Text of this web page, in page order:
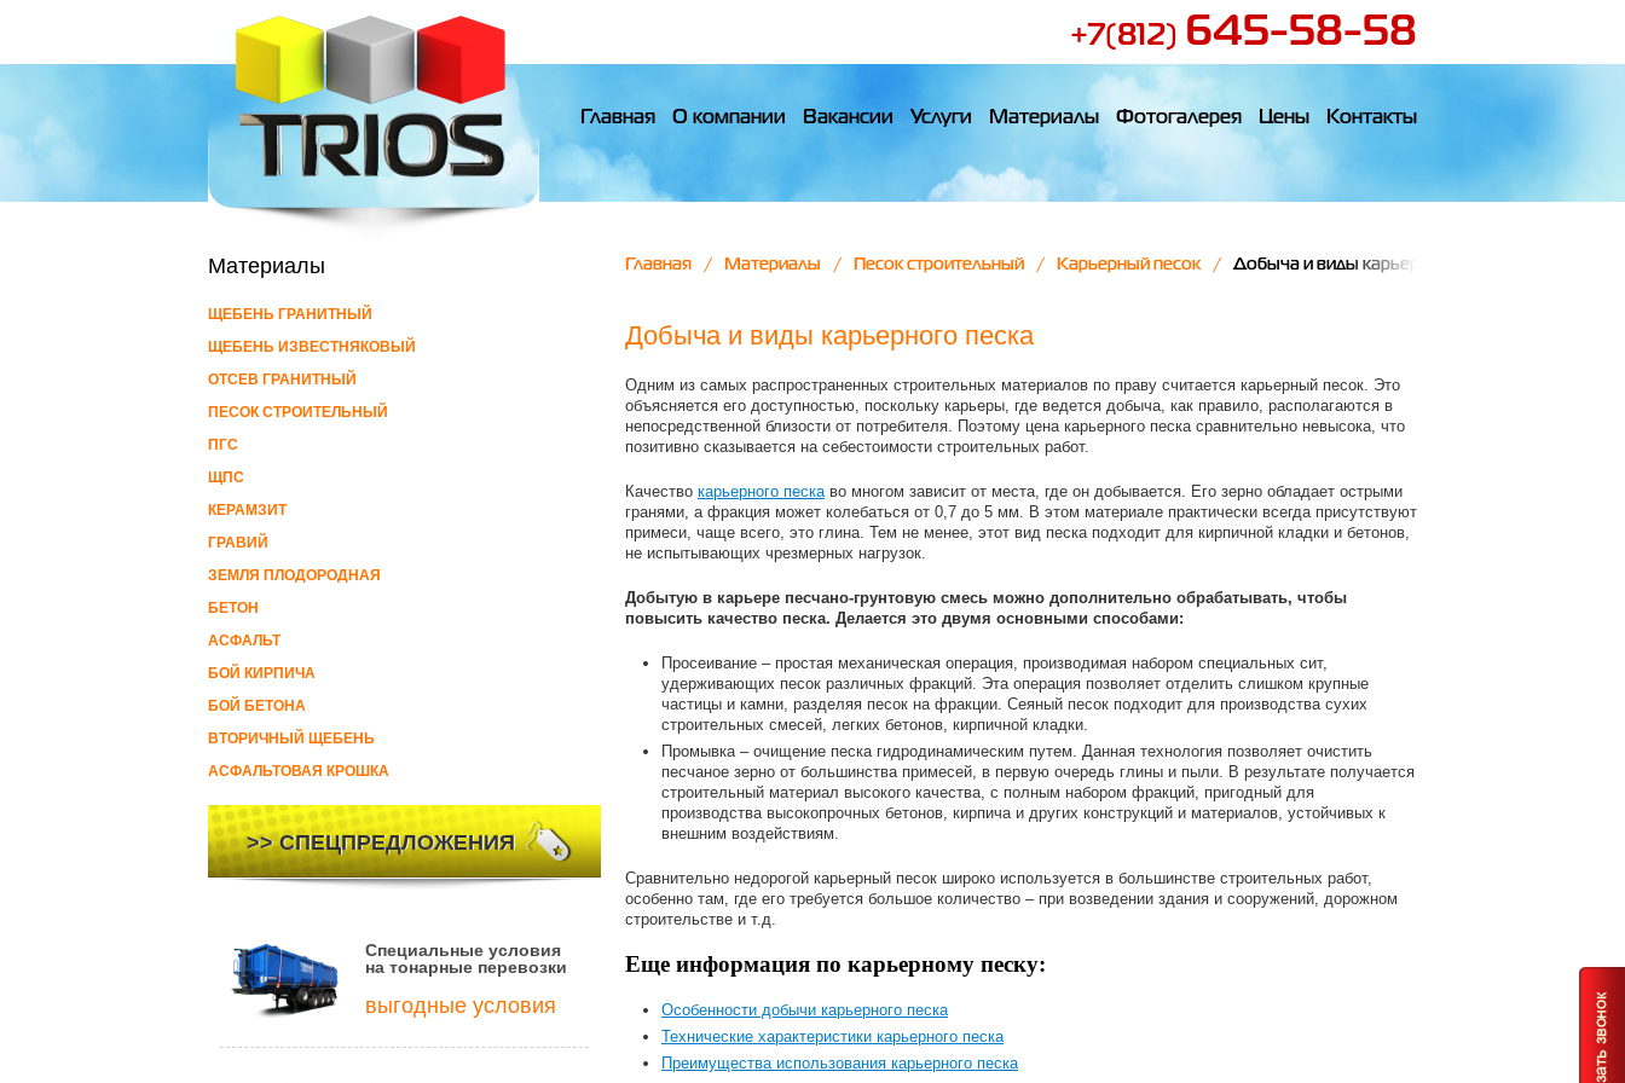
+7(812) 645-58-58
Главная О компании Вакансии Услуги Материалы Фотогалерея Цены Контакты
Материалы
ЩЕБЕНЬ ГРАНИТНЫЙ
ЩЕБЕНЬ ИЗВЕСТНЯКОВЫЙ
ОТСЕВ ГРАНИТНЫЙ
ПЕСОК СТРОИТЕЛЬНЫЙ
ПГС
ЩПС
КЕРАМЗИТ
ГРАВИЙ
ЗЕМЛЯ ПЛОДОРОДНАЯ
БЕТОН
АСФАЛЬТ
БОЙ КИРПИЧА
БОЙ БЕТОНА
ВТОРИЧНЫЙ ЩЕБЕНЬ
АСФАЛЬТОВАЯ КРОШКА
>> СПЕЦПРЕДЛОЖЕНИЯ
Специальные условия
на тонарные перевозки
выгодные условия
Главная Материалы Песок строительный Карьерный песок Добыча и виды карьерного песка
Добыча и виды карьерного песка
Одним из самых распространенных строительных материалов по праву считается карьерный песок. Это
объясняется его доступностью, поскольку карьеры, где ведется добыча, как правило, располагаются в
непосредственной близости от потребителя. Поэтому цена карьерного песка сравнительно невысока, что
позитивно сказывается на себестоимости строительных работ.
Качество карьерного пескаво многом зависит от места, где он добывается. Его зерно обладает острыми
гранями, а фракция может колебаться от 0,7 до 5 мм. В этом материале практически всегда присутствуют
примеси, чаще всего, это глина. Тем не менее, этот вид песка подходит для кирпичной кладки и бетонов,
не испытывающих чрезмерных нагрузок.
Добытую в карьере песчано-грунтовую смесь можно дополнительно обрабатывать, чтобы
повысить качество песка. Делается это двумя основными способами:
Просеивание – простая механическая операция, производимая набором специальных сит,
удерживающих песок различных фракций. Эта операция позволяет отделить слишком крупные
частицы и камни, разделяя песок на фракции. Сеяный песок подходит для производства сухих
строительных смесей, легких бетонов, кирпичной кладки.
Промывка – очищение песка гидродинамическим путем. Данная технология позволяет очистить
песчаное зерно от большинства примесей, в первую очередь глины и пыли. В результате получается
строительный материал высокого качества, с полным набором фракций, пригодный для
производства высокопрочных бетонов, кирпича и других конструкций и материалов, устойчивых к
внешним воздействиям.
Сравнительно недорогой карьерный песок широко используется в большинстве строительных работ,
особенно там, где его требуется большое количество – при возведении здания и сооружений, дорожном
строительстве и т.д.
Еще информация по карьерному песку:
Особенности добычи карьерного песка
Технические характеристики карьерного песка
Преимущества использования карьерного песка